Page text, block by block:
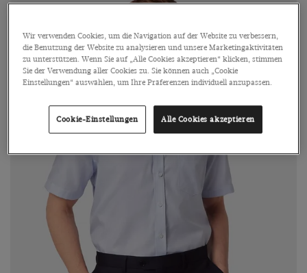
Wir verwenden Cookies, um die Navigation auf der Website zu verbessern,
die Benutzung der Website zu analysieren und unsere Marketingaktivitäten
zu unterstützen. Wenn Sie auf „Alle Cookies akzeptieren“ klicken, stimmen
Sie der Verwendung aller Cookies zu. Sie können auch „Cookie
Einstellungen“ auswählen, um Ihre Präferenzen individuell anzupassen.
Cookie-Einstellungen Alle Cookies akzeptieren